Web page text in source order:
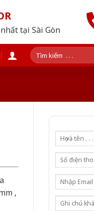
tại Sài Gòn
Tìm
kiếm:
,